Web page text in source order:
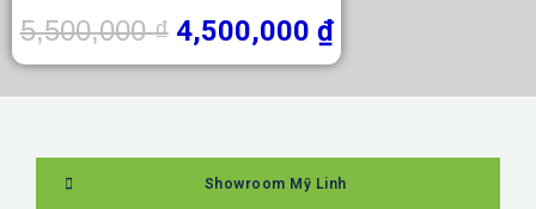
5,500,000₫ 5,500,000 ₫.
4,500,000 ₫là:
4,500,000 ₫.
Showroom Mỹ Linh